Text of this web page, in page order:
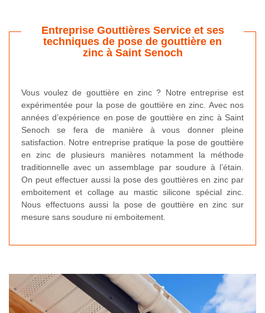
Entreprise Gouttières Service et ses
techniques de pose de gouttière en
zinc à Saint Senoch
Vous voulez de gouttière en zinc ? Notre entreprise est
expérimentée pour la pose de gouttière en zinc. Avec nos
années d’expérience en pose de gouttière en zinc à Saint
Senoch se fera de manière à vous donner pleine
satisfaction. Notre entreprise pratique la pose de gouttière
en zinc de plusieurs manières notamment la méthode
traditionnelle avec un assemblage par soudure à l’étain.
On peut effectuer aussi la pose des gouttières en zinc par
emboitement et collage au mastic silicone spécial zinc.
Nous effectuons aussi la pose de gouttière en zinc sur
mesure sans soudure ni emboitement.